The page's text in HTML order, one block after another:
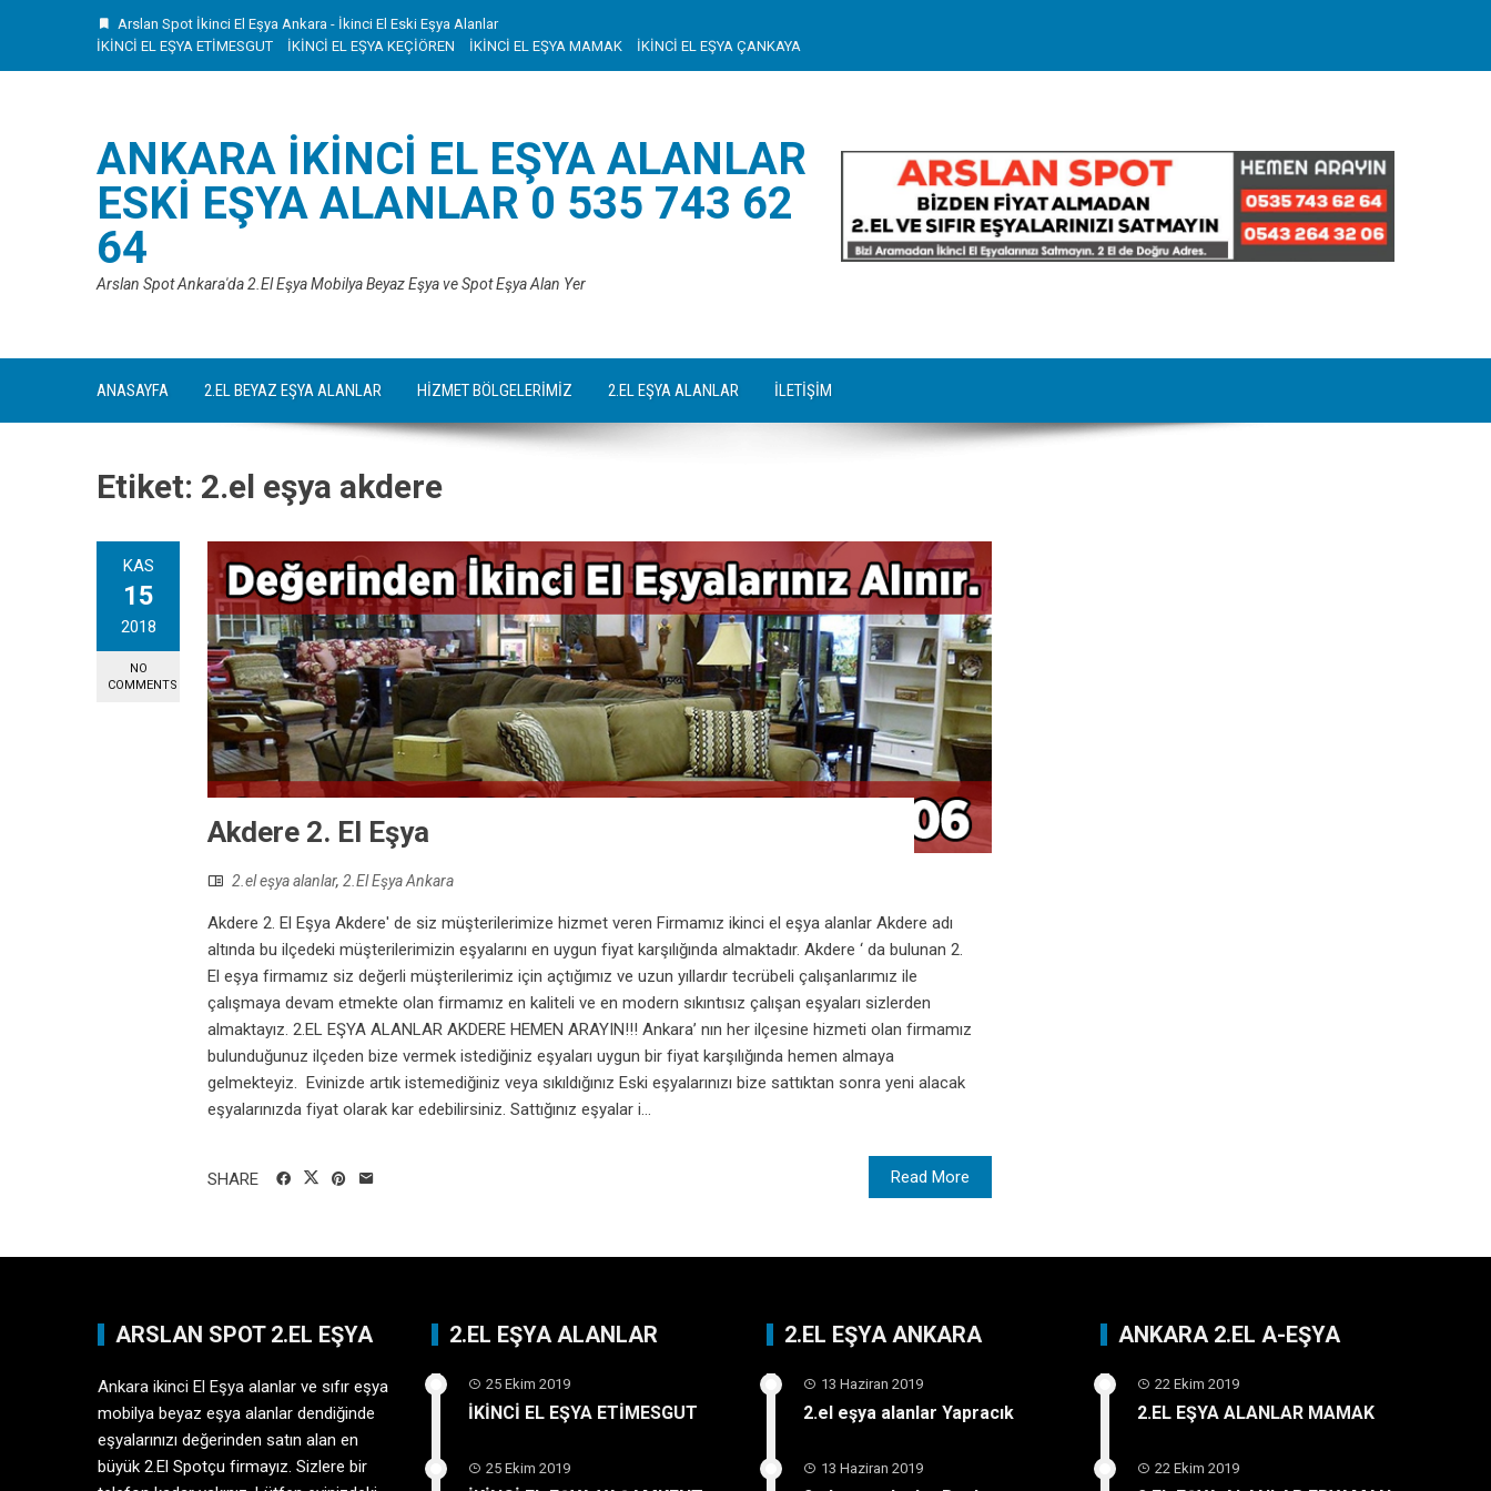
Arslan Spot İkinci El Eşya Ankara - İkinci El Eski Eşya Alanlar
İKİNCİ EL EŞYA ETİMESGUT
İKİNCİ EL EŞYA KEÇİÖREN İKİNCİ EL EŞYA MAMAK İKİNCİ EL EŞYA ÇANKAYA
ANKARA İKINCI EL EŞYA ALANLAR
ESKI EŞYA ALANLAR 0 535 743 62
64
Arslan Spot Ankara'da 2.El Eşya Mobilya Beyaz Eşya ve Spot Eşya Alan Yer
ANASAYFA 2.EL BEYAZ EŞYA ALANLAR HİZMET BÖLGELERİMİZ 2.EL EŞYA ALANLAR İLETİŞİM
Etiket: 2.el eşya akdere
KAS
15
2018
NO
COMMENTS
Akdere 2. El Eşya
2.el eşya alanlar, 2.El Eşya Ankara
Akdere 2. El Eşya Akdere' de siz müşterilerimize hizmet veren Firmamız ikinci el eşya alanlar Akdere adı
altında bu ilçedeki müşterilerimizin eşyalarını en uygun fiyat karşılığında almaktadır. Akdere ‘ da bulunan 2.
El eşya firmamız siz değerli müşterilerimiz için açtığımız ve uzun yıllardır tecrübeli çalışanlarımız ile
çalışmaya devam etmekte olan firmamız en kaliteli ve en modern sıkıntısız çalışan eşyaları sizlerden
almaktayız. 2.EL EŞYA ALANLAR AKDERE HEMEN ARAYIN!!! Ankara’ nın her ilçesine hizmeti olan firmamız
bulunduğunuz ilçeden bize vermek istediğiniz eşyaları uygun bir fiyat karşılığında hemen almaya
gelmekteyiz. Evinizde artık istemediğiniz veya sıkıldığınız Eski eşyalarınızı bize sattıktan sonra yeni alacak
eşyalarınızda fiyat olarak kar edebilirsiniz. Sattığınız eşyalar i...
Read More
SHARE
ARSLAN SPOT 2.EL EŞYA
Ankara ikinci El Eşyaalanlar ve sıfır eşya
mobilya beyaz eşya alanlar dendiğinde
eşyalarınızı değerinden satın alan en
büyük 2.El Spotçu firmayız. Sizlere bir
2.EL EŞYA ALANLAR
25 Ekim 2019
İKİNCİ EL EŞYA ETİMESGUT
25 Ekim 2019
2.EL EŞYA ANKARA
13 Haziran 2019
2.el eşya alanlar Yapracık
13 Haziran 2019
ANKARA 2.EL A-EŞYA
22 Ekim 2019
2.EL EŞYA ALANLAR MAMAK
22 Ekim 2019